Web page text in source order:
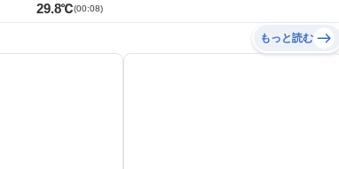
29.8℃(00:08)
もっと読む